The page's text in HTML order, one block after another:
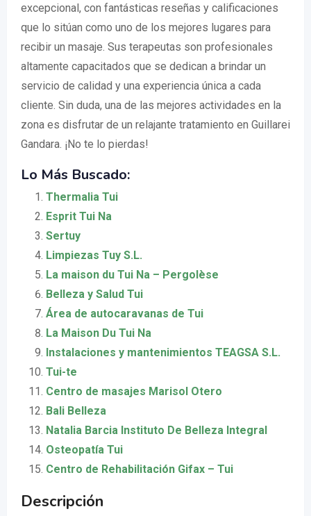
excepcional, con fantásticas reseñas y calificaciones
que lo sitúan como uno de los mejores lugares para
recibir un masaje. Sus terapeutas son profesionales
altamente capacitados que se dedican a brindar un
servicio de calidad y una experiencia única a cada
cliente. Sin duda, una de las mejores actividades en la
zona es disfrutar de un relajante tratamiento en Guillarei
Gandara. ¡No te lo pierdas!
Lo Más Buscado:
Thermalia Tui
Esprit Tui Na
Sertuy
Limpiezas Tuy S.L.
La maison du Tui Na – Pergolèse
Belleza y Salud Tui
Área de autocaravanas de Tui
La Maison Du Tui Na
Instalaciones y mantenimientos TEAGSA S.L.
Tui-te
Centro de masajes Marisol Otero
Bali Belleza
Natalia Barcia Instituto De Belleza Integral
Osteopatía Tui
Centro de Rehabilitación Gifax – Tui
Descripción